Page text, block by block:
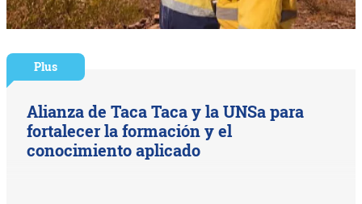
Plus
Alianza de Taca Taca y la UNSa para
fortalecer la formación y el
conocimiento aplicado